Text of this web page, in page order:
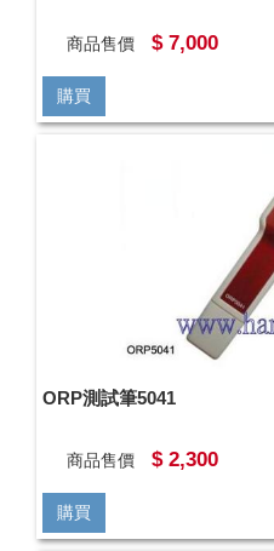
商品售價 $ 7,000
購買
ORP測試筆5041
商品售價 $ 2,300
購買